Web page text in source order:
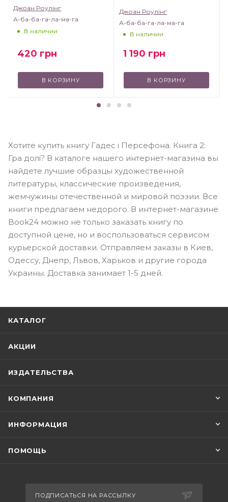
Джоан Роулінг
А-ба-ба-га-ла-ма-га
В наличии
420 грн
В КОРЗИНУ
Джоан Роулінг
А-ба-ба-га-ла-ма-га
В наличии
1 190 грн
В КОРЗИНУ
Хотите купить книгу Гадес і Персефона. Книга 2:
Гра долі? В каталоге нашего интернет-магазина вы
найдете лучшие образцы художественной
литературы, классические произведения,
жемчужины отечественной и мировой поэзии. Все
книги предлагаем недорого. В интернет-магазине
Book24 можно не только заказать книгу по
доступной цене, но и воспользоваться сервисом
курьерской доставки. Отправляем заказы в Киев,
Одессу, Днепр, Львов, Харьков и другие города
Украины. Доставка занимает 1-5 дней.
КАТАЛОГ
АКЦИИ
ИЗДАТЕЛЬСТВА
КОМПАНИЯ
ИНФОРМАЦИЯ
ПОМОЩЬ
ПОДПИСАТЬСЯ НА РАССЫЛКУ